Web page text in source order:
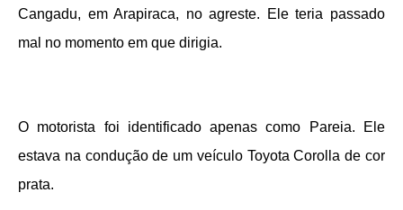
Cangadu, em Arapiraca, no agreste. Ele teria passado
mal no momento em que dirigia.
O motorista foi identificado apenas como Pareia. Ele
estava na condução de um veículo Toyota Corolla de cor
prata.